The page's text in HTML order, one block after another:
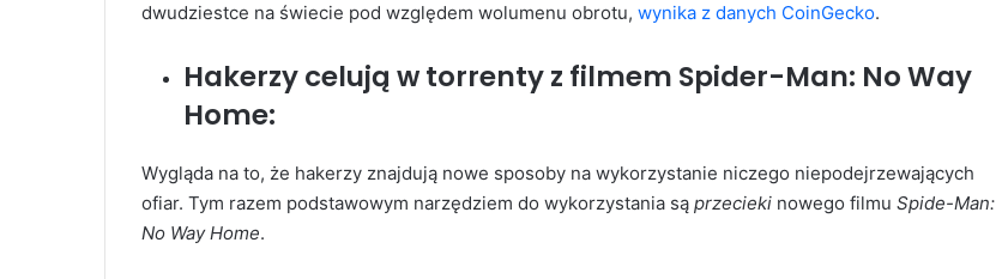
dwudziestce na świecie pod względem wolumenu obrotu, wynika z danych CoinGecko.
Hakerzy celują w torrenty z filmem Spider-Man: No Way
Home:
Wygląda na to, że hakerzy znajdują nowe sposoby na wykorzystanie niczego niepodejrzewających
ofiar. Tym razem podstawowym narzędziem do wykorzystania są przecieki nowego filmu Spide-Man:
No Way Home.